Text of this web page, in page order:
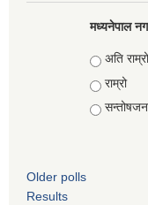
मध्यनेपाल
Choices
अति राम्रो
राम्रो
Older polls
Results